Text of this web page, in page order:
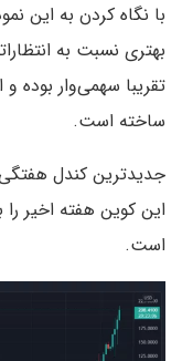
با نگاه کردن به این
بهتری نسبت به
تقریبا سهمی‌وار بوده
ساخته است.
است.